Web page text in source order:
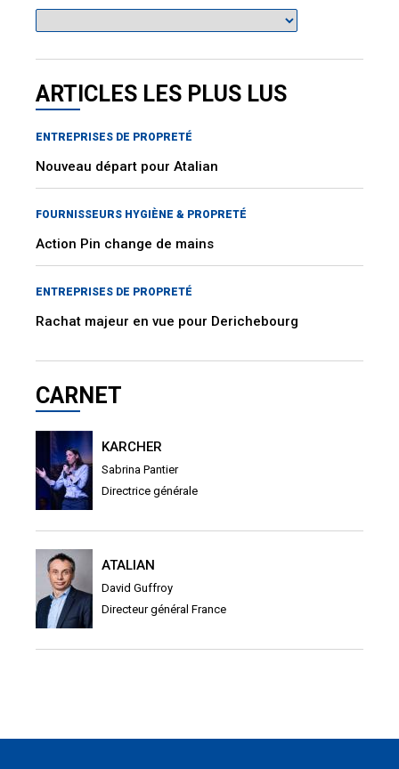
ARTICLES LES PLUS LUS
ENTREPRISES DE PROPRETÉ
Nouveau départ pour Atalian
FOURNISSEURS HYGIÈNE & PROPRETÉ
Action Pin change de mains
ENTREPRISES DE PROPRETÉ
Rachat majeur en vue pour Derichebourg
CARNET
KARCHER
Sabrina Pantier
Directrice générale
ATALIAN
David Guffroy
Directeur général France